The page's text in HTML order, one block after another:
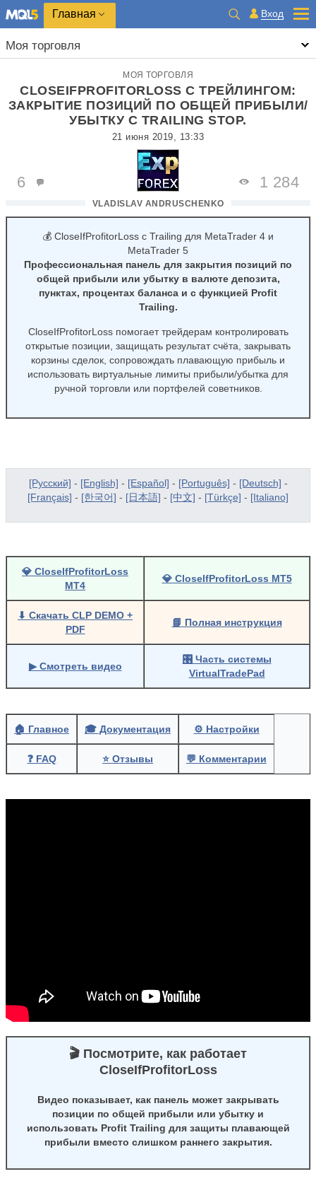
Главная Вход
Моя торговля
МОЯ ТОРГОВЛЯ
CLOSEIFPROFITORLOSS С ТРЕЙЛИНГОМ:
ЗАКРЫТИЕ ПОЗИЦИЙ ПО ОБЩЕЙ ПРИБЫЛИ/
УБЫТКУ С TRAILING STOP.
21 июня 2019, 13:33
VLADISLAV ANDRUSCHENKO
6 1 284
💰 CloseIfProfitorLoss с Trailing для MetaTrader 4 и
MetaTrader 5
Профессиональная панель для закрытия позиций по
общей прибыли или убытку в валюте депозита,
пунктах, процентах баланса и с функцией Profit
Trailing.
CloseIfProfitorLoss помогает трейдерам контролировать
открытые позиции, защищать результат счёта, закрывать
корзины сделок, сопровождать плавающую прибыль и
использовать виртуальные лимиты прибыли/убытка для
ручной торговли или портфелей советников.
[Русский] - [English] - [Español] - [Português] - [Deutsch] -
[Français] - [한국어] - [日本語] - [中文] - [Türkçe] - [Italiano]
💎 CloseIfProfitorLoss
MT4
💎 CloseIfProfitorLoss MT5
⬇ Скачать CLP DEMO +
PDF
📘 Полная инструкция
▶ Смотреть видео
🎛 Часть системы
VirtualTradePad
🏠 Главное 🎓 Документация ⚙ Настройки
❓ FAQ ⭐ Отзывы 💬 Комментарии
🎬 Посмотрите, как работает
CloseIfProfitorLoss
Видео показывает, как панель может закрывать
позиции по общей прибыли или убытку и
использовать Profit Trailing для защиты плавающей
прибыли вместо слишком раннего закрытия.